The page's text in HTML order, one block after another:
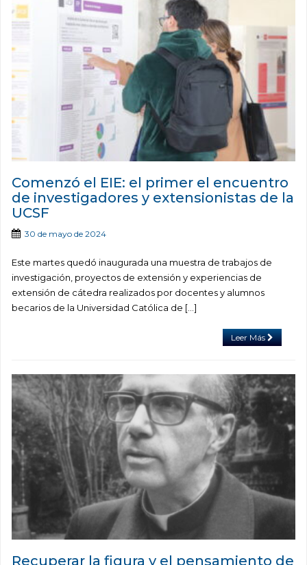
Comenzó el EIE: el primer el encuentro
de investigadores y extensionistas de la
UCSF
30 de mayo de 2024
Este martes quedó inaugurada una muestra de trabajos de
investigación, proyectos de extensión y experiencias de
extensión de cátedra realizados por docentes y alumnos
becarios de la Universidad Católica de […]
Leer Más
Recuperar la figura y el pensamiento de